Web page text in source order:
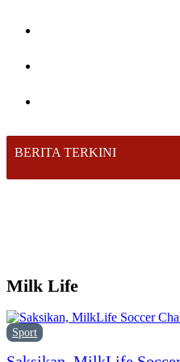
BERITA TERKINI
Milk Life
Sport